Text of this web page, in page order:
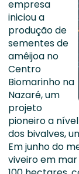
empresa
iniciou a
produção de
sementes de
amêijoa no
Centro
Biomarinho na
Nazaré, um
projeto
pioneiro a
dos bivalves,
Em junho do
viveiro em